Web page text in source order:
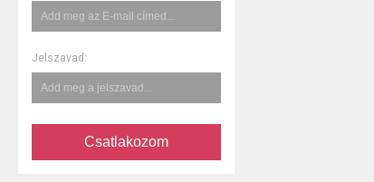
Jelszavad:
Csatlakozom